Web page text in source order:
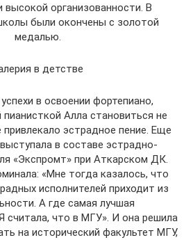
высокой организованности. В
были окончены с золотой
медалью.
в детстве
в освоении фортепиано,
Алла становиться не
эстрадное пение. Еще
в составе эстрадно-
«Экспромт» при Аткарском ДК.
«Мне тогда казалось, что
исполнителей приходит из
А где самая лучшая
считала, что в МГУ». И она решила
на исторический факультет МГУ,